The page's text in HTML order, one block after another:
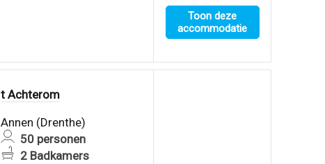
Toon deze
accommodatie
t Achterom
Annen (Drenthe)
50 personen
2 Badkamers